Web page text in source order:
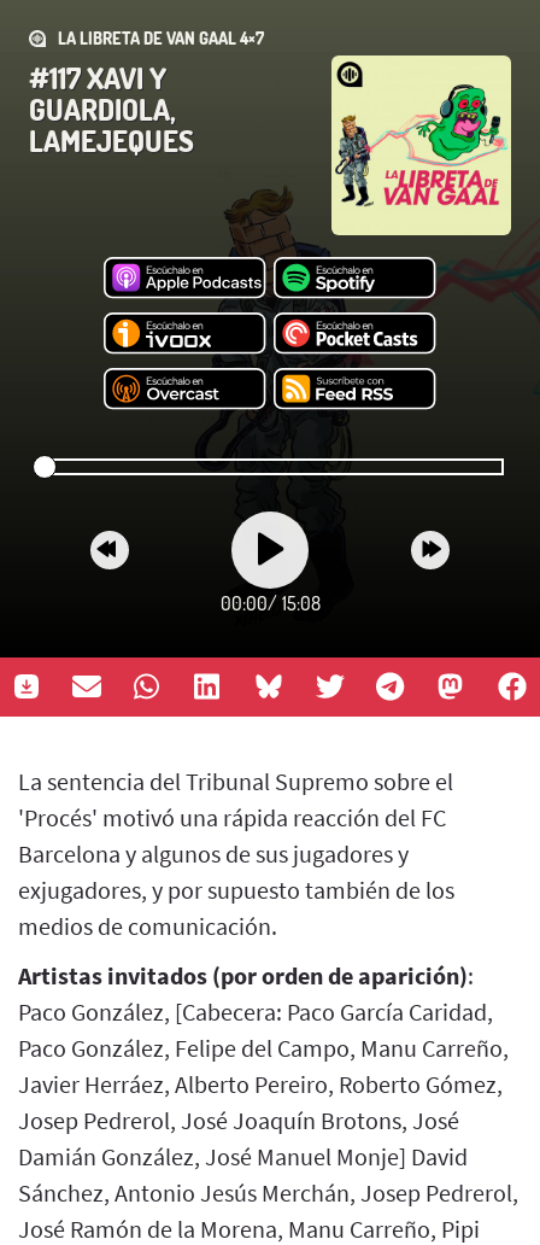
LA LIBRETA DE VAN GAAL 4×7
#117 XAVI Y
GUARDIOLA,
LAMEJEQUES
00:00/ 15:08
La sentencia del Tribunal Supremo sobre el
'Procés' motivó una rápida reacción del FC
Barcelona y algunos de sus jugadores y
exjugadores, y por supuesto también de los
medios de comunicación.
Artistas invitados (por orden de aparición):
Paco González, [Cabecera: Paco García Caridad,
Paco González, Felipe del Campo, Manu Carreño,
Javier Herráez, Alberto Pereiro, Roberto Gómez,
Josep Pedrerol, José Joaquín Brotons, José
Damián González, José Manuel Monje] David
Sánchez, Antonio Jesús Merchán, Josep Pedrerol,
José Ramón de la Morena, Manu Carreño, Pipi